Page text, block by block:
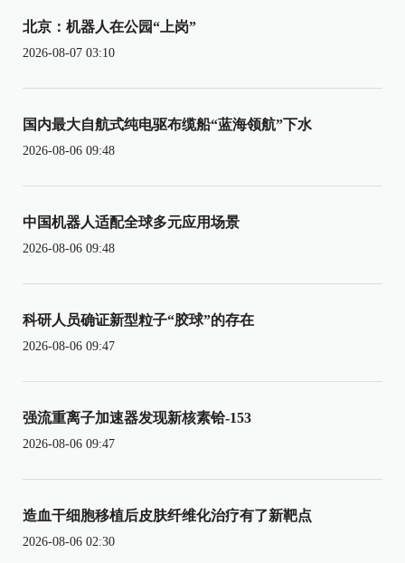
北京：机器人在公园“上岗”
2026-08-07 03:10
国内最大自航式纯电驱布缆船“蓝海领航”下水
2026-08-06 09:48
中国机器人适配全球多元应用场景
2026-08-06 09:48
科研人员确证新型粒子“胶球”的存在
2026-08-06 09:47
强流重离子加速器发现新核素铪-153
2026-08-06 09:47
造血干细胞移植后皮肤纤维化治疗有了新靶点
2026-08-06 02:30